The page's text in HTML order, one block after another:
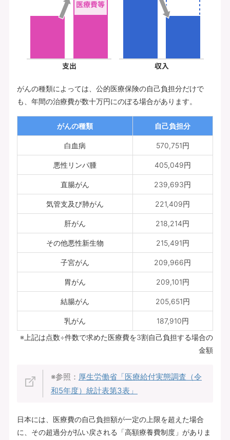
がんの種類によっては、公的医療保険の自己負担分だけで
も、年間の治療費が数十万円にのぼる場合があります。
がんの種類 自己負担分
白血病 570,751円
悪性リンパ腫 405,049円
直腸がん 239,693円
気管支及び肺がん 221,409円
肝がん 218,214円
その他悪性新生物 215,491円
子宮がん 209,966円
胃がん 209,101円
結腸がん 205,651円
乳がん
187,910円
※上記は点数÷件数で求めた医療費を3割自己負担する場合の
金額
※参照： 厚生労働省「医療給付実態調査（令
和5年度）統計表第3表」
日本には、医療費の自己負担額が一定の上限を超えた場合
に、その超過分が払い戻される「高額療養費制度」がありま